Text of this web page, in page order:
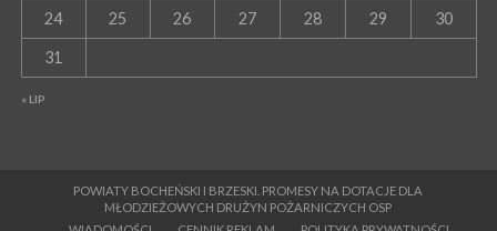
« LIP
24 25 26 27 28 29 30
31
POWIATY BOCHEŃSKI I BRZESKI. PROMESY NA DOTACJE DLA
MŁODZIEŻOWYCH DRUŻYN POŻARNICZYCH OSP